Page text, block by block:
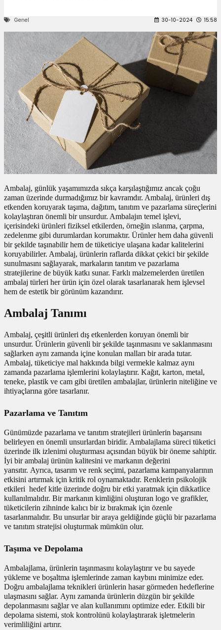
Kutuları
Kutuları
Masura Kapaklı
Kutular
ve Koliler
Genel 30-10-2024 15:58
Ambalaj, günlük yaşamımızda sıkça karşılaştığımız ancak çoğu
zaman üzerinde durmadığımız bir kavramdır. Ambalaj, ürünleri dış
etkenden koruyarak taşıma, dağıtım, tanıtım ve pazarlama süreçlerini
kolaylaştıran önemli bir unsurdur. Ambalajın temel işlevi,
içerisindeki ürünleri fiziksel etkilerden, örneğin ıslanma, çarpma,
zedelenme gibi durumlardan korumaktır. Ürünler hem daha güvenli
bir şekilde taşınabilir hem de tüketiciye ulaşana kadar kalitelerini
koruyabilirler. Ambalaj, ürünlerin raflarda dikkat çekici bir şekilde
sunulmasını sağlayarak, markaların tanıtım ve pazarlama
stratejilerine de büyük katkı sunar. Farklı malzemelerden üretilen
ambalaj türleri her ürün için özel olarak tasarlanarak hem işlevsel
hem de estetik bir görünüm kazandırır.
Ambalaj Tanımı
Ambalaj, çeşitli ürünleri dış etkenlerden koruyan önemli bir
unsurdur. Ürünlerin güvenli bir şekilde taşınmasını ve saklanmasını
sağlarken aynı zamanda içine konulan malları bir arada tutar.
Ambalaj, tüketiciye mal hakkında bilgi vermekle kalmaz aynı
zamanda pazarlama işlemlerini kolaylaştırır. Kağıt, karton, metal,
teneke, plastik ve cam gibi üretilen ambalajlar, ürünlerin niteliğine ve
ihtiyaçlarına göre tasarlanır.
Pazarlama ve Tanıtım
Günümüzde pazarlama ve tanıtım stratejileri ürünlerin başarısını
belirleyen en önemli unsurlardan biridir. Ambalajlama süreci tüketici
üzerinde ilk izlenimi oluşturması açısından büyük bir öneme sahiptir.
İyi bir ambalaj ürünün kalitesini ve markanın değerini
yansıtır. Ayrıca, tasarım ve renk seçimi, pazarlama kampanyalarının
etkisini artırmak için kritik rol oynamaktadır. Renklerin psikolojik
etkileri hedef kitle üzerinde doğru bir etki yaratmak için dikkatlice
kullanılmalıdır. Bir markanın kimliğini oluşturan logo ve grafikler,
tüketicilerin zihninde kalıcı bir iz bırakmak için özenle
tasarlanmalıdır. Bu unsurlar bir araya geldiğinde güçlü bir pazarlama
ve tanıtım stratejisi oluşturmak mümkün olur.
Taşıma ve Depolama
Ambalajlama, ürünlerin taşınmasını kolaylaştırır ve bu sayede
yükleme ve boşaltma işlemlerinde zaman kaybını minimize eder.
Doğru ambalajlama teknikleri ürünlerin hasar görmeden hedeflerine
ulaşmasını sağlar. Aynı zamanda ürünlerin düzgün bir şekilde
depolanmasını sağlar ve alan kullanımını optimize eder. Etkili bir
depolama sistemi, stok kontrolünü kolaylaştırarak işletmelerin
verimliliğini artırır.